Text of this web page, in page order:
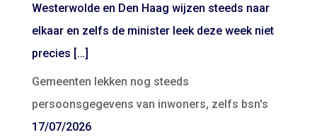
Westerwolde en Den Haag wijzen steeds naar
elkaar en zelfs de minister leek deze week niet
precies […]
Gemeenten lekken nog steeds
persoonsgegevens van inwoners, zelfs bsn's
17/07/2026